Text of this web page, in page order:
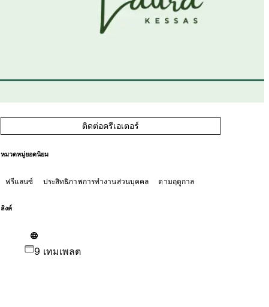
ติดต่อครีเอเตอร์
หมวดหมู่ยอดนิยม
ฟรีแลนซ์ ประสิทธิภาพการทำงานส่วนบุคคล ตามฤดูกาล
ลิงค์
9 เทมเพลต